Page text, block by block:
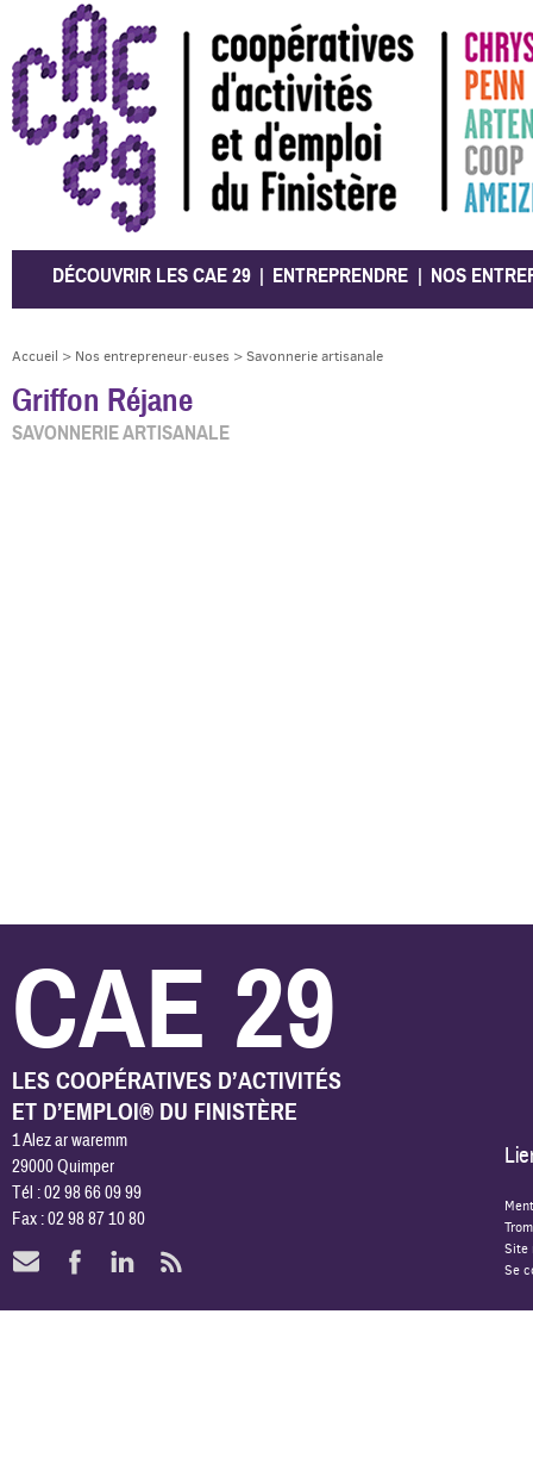
CAE 29
DÉCOUVRIR LES CAE 29 ENTREPRENDRE NOS
Accueil > Nos entrepreneur·euses > Savonnerie artisanale
Griffon Réjane
SAVONNERIE ARTISANALE
CAE 29
LES COOPÉRATIVES D’ACTIVITÉS
ET D’EMPLOI® DU FINISTÈRE
1 Alez ar waremm
29000 Quimper
Tél : 02 98 66 09 99
Fax : 02 98 87 10 80
Site
Se